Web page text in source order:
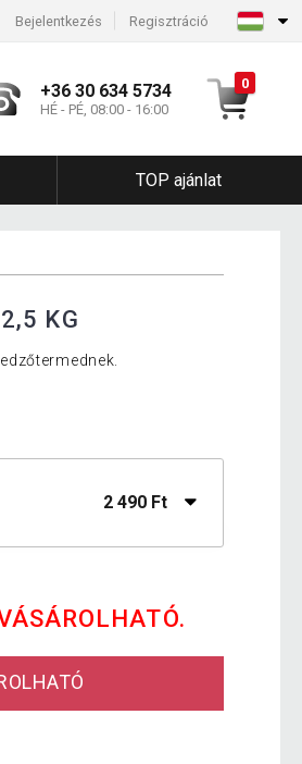
Bejelentkezés Regisztráció
+36 30 634 5734
HÉ - PÉ, 08:00 - 16:00
0
TOP ajánlat
KG
2 490 Ft
2 190 Ft